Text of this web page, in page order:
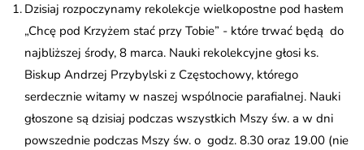
Dzisiaj rozpoczynamy rekolekcje wielkopostne pod hasłem
„Chcę pod Krzyżem stać przy Tobie” - które trwać będą do
najbliższej środy, 8 marca. Nauki rekolekcyjne głosi ks.
Biskup Andrzej Przybylski z Częstochowy, którego
serdecznie witamy w naszej wspólnocie parafialnej. Nauki
głoszone są dzisiaj podczas wszystkich Mszy św. a w dni
powszednie podczas Mszy św. o godz. 8.30 oraz 19.00 (nie